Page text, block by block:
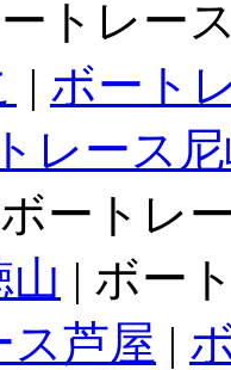
トレー
| ボート
レース
ートレ
山 | ボー
ス芦屋 |